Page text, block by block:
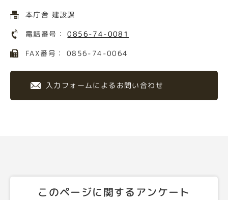
本庁舎 建設課
電話番号：0856-74-0081
FAX番号： 0856-74-0064
入力フォームによるお問い合わせ
このページに関するアンケート